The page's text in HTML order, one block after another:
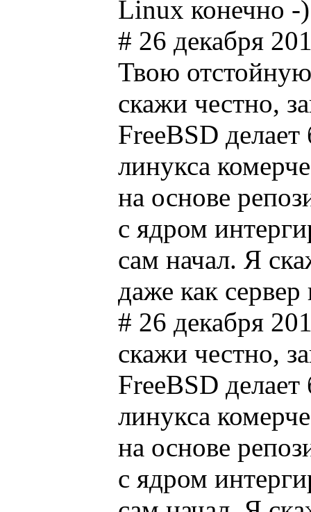
Linux конечно -
# 26 декабря
Твою
скажи честно,
FreeBSD
линукса
на основе
с ядром
сам начал. Я
даже как
# 26 декабря
скажи честно,
FreeBSD
линукса
на основе
с ядром